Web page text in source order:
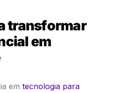
transformar
em
emtecnologia para